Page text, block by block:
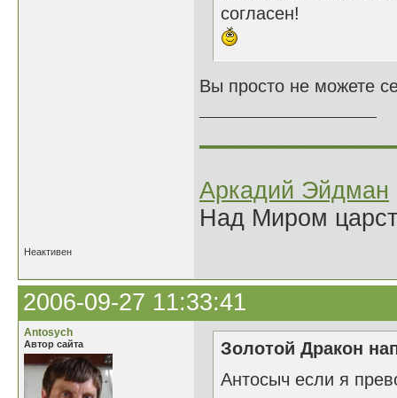
согласен!
Вы просто не можете
Аркадий Эйдман
Над Миром
Неактивен
2006-09-27 11:33:41
Antosych
Автор сайта
Золотой Дракон
Антосыч если я